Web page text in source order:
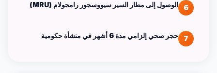
6 الوصول إلى مطار السير سيووسجور رامجولام (MRU)
7 حجر صحي إلزامي مدة 6 أشهر في منشأة حكومية